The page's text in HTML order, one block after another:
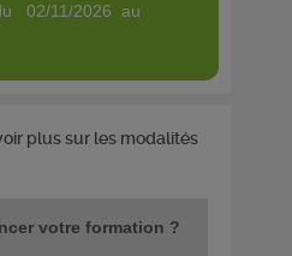
plus sur les modalités
votre formation ?